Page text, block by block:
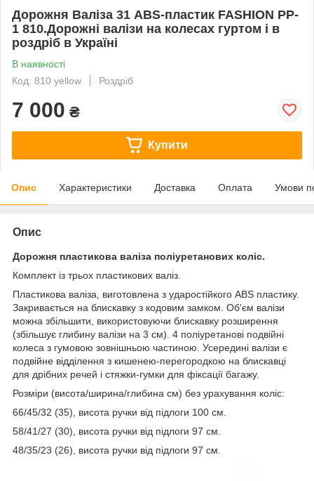
Дорожня Валіза 31 ABS-пластик FASHION PP-
1 810.Дорожні валізи на колесах гуртом і в
роздріб в Україні
В наявності
Код: 810 yellow
Роздріб
7 000 ₴
Купити
Опис Характеристики Доставка Оплата Умови
Опис
Дорожня пластикова валіза поліуретанових коліс.
Комплект із трьох пластикових валіз.
Пластикова валіза, виготовлена з ударостійкого ABS пластику.
Закривається на блискавку з кодовим замком. Об'єм валізи
можна збільшити, використовуючи блискавку розширення
(збільшує глибину валізи на 3 см). 4 поліуретанові подвійні
колеса з гумовою зовнішньою частиною. Усередині валізи є
подвійне відділення з кишенею-перегородкою на блискавці
для дрібних речей і стяжки-гумки для фіксації багажу.
Розміри (висота/ширина/глибина см) без урахування коліс:
66/45/32 (35), висота ручки від підлоги 100 см.
58/41/27 (30), висота ручки від підлоги 97 см.
48/35/23 (26), висота ручки від підлоги 97 см.